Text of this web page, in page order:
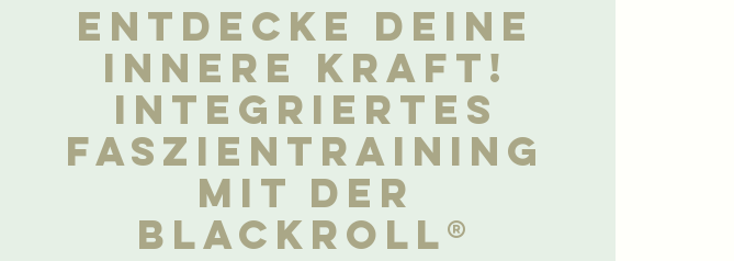
ENTDECKE DEINE
INNERE KRAFT!
integriertes
Faszientraining
mit der
BLACKROLL®️